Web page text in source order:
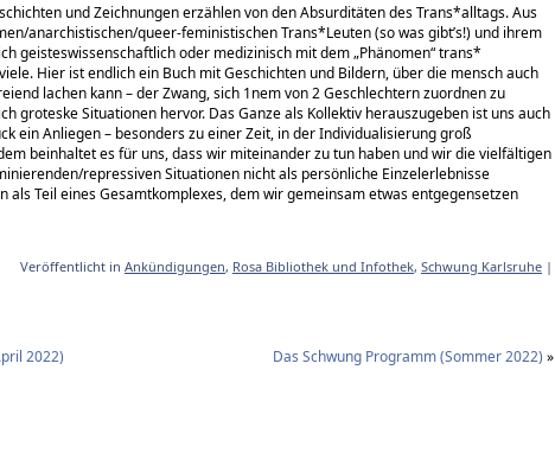
und Zeichnungen erzählen von den Absurditäten des Trans*alltags. Aus
anarchistischen/queer-feministischen Trans*Leuten (so was gibt’s!) und ihrem
geisteswissenschaftlich oder medizinisch mit dem „Phänomen“ trans*
Hier ist endlich ein Buch mit Geschichten und Bildern, über die mensch auch
lachen kann – der Zwang, sich 1nem von 2 Geschlechtern zuordnen zu
groteske Situationen hervor. Das Ganze als Kollektiv herauszugeben ist uns auch
ein Anliegen – besonders zu einer Zeit, in der Individualisierung groß
beinhaltet es für uns, dass wir miteinander zu tun haben und wir die vielfältigen
repressiven Situationen nicht als persönliche Einzelerlebnisse
als Teil eines Gesamtkomplexes, dem wir gemeinsam etwas entgegensetzen
Veröffentlicht in Ankündigungen, Rosa Bibliothek und Infothek, Schwung Karlsruhe |
2022) Das Schwung Programm (Sommer 2022) »